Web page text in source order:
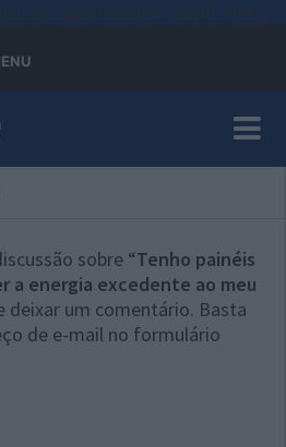
sobre “Tenho painéis
a energia excedente ao meu
deixar um comentário. Basta
de e-mail no formulário